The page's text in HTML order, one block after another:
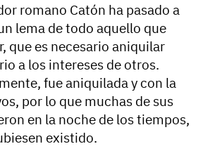
romano Catón ha pasado a
lema de todo aquello que
que es necesario aniquilar
a los intereses de otros.
fue aniquilada y con la
por lo que muchas de sus
en la noche de los tiempos,
existido.